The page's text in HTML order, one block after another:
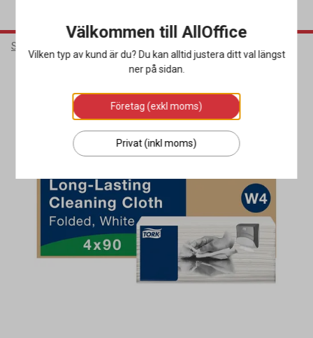
Städ & Hygien
Miljöval
Välkommen till AllOffice
Vilken typ av kund är du? Du kan alltid justera ditt val längst
ner på sidan.
Företag (exkl moms)
Privat (inkl moms)